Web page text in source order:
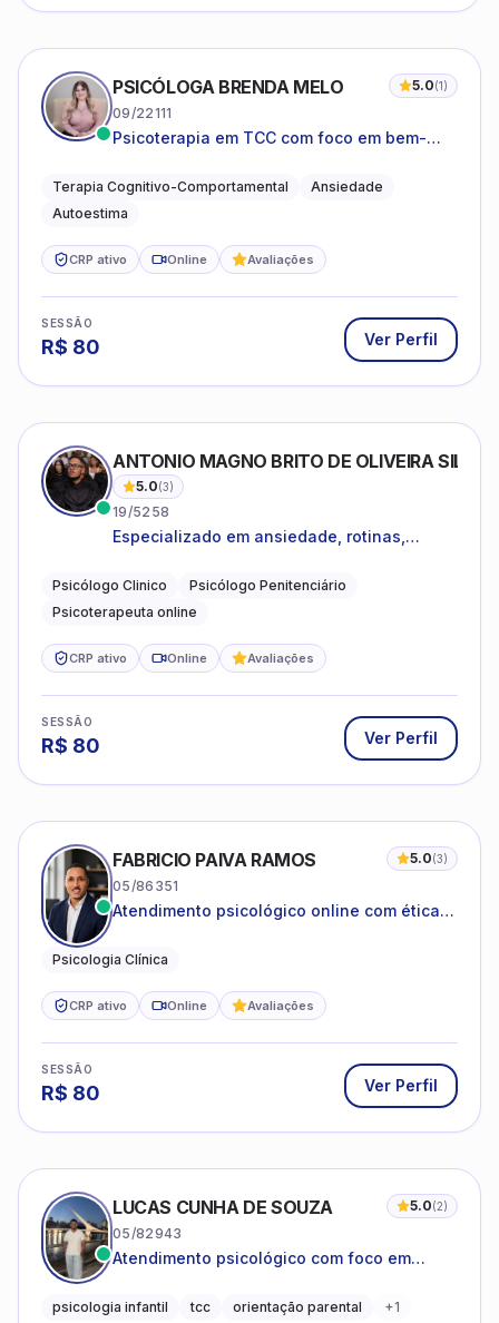
PSICÓLOGA BRENDA MELO 5.0(1)
09/22111
Psicoterapia em TCC com foco em bem-
o cotidiano
Terapia Cognitivo-Comportamental
Ansiedade
Autoestima
CRP ativo Online Avaliações
SESSÃO
R$ 80 Ver Perfil
ANTONIO MAGNO BRITO DE OLIVEIRA SILVA
5.0(3)
19/5258
Especializado em ansiedade, rotinas,
familiares e questões comportamentais.
Psicólogo Clinico
Psicólogo Penitenciário
Psicoterapeuta online
CRP ativo Online Avaliações
SESSÃO
R$ 80 Ver Perfil
FABRICIO PAIVA RAMOS 5.0(3)
05/86351
Atendimento psicológico online com ética,
Psicologia Clínica
CRP ativo Online Avaliações
SESSÃO
R$ 80 Ver Perfil
LUCAS CUNHA DE SOUZA 5.0(2)
05/82943
Atendimento psicológico com foco em
promovendo equilíbrio emocional e
psicologia infantil tcc orientação parental +1